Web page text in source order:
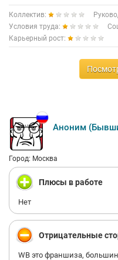
Коллектив:
Условия труда:
Карьерный рост:
Аноним
Город: Москва
Плюсы в работе
Нет
Отрицательные
WB это франшиза,